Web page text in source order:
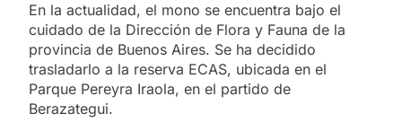
En la actualidad, el mono se encuentra bajo el
cuidado de la Dirección de Flora y Fauna de la
provincia de Buenos Aires. Se ha decidido
trasladarlo a la reserva ECAS, ubicada en el
Parque Pereyra Iraola, en el partido de
Berazategui.